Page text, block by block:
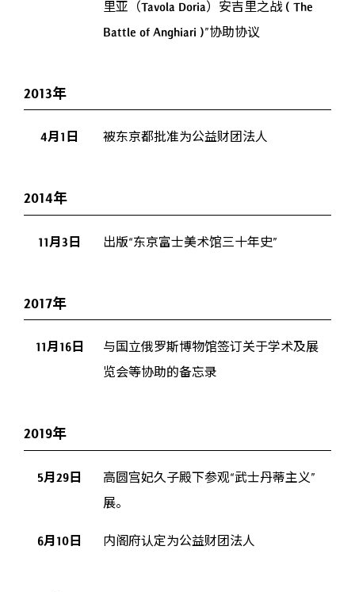
里亚（Tavola Doria）安吉里之战 ( The
Battle of Anghiari )”协助协议
2013年
4月1日 被东京都批准为公益财团法人
2014年
11月3日 出版“东京富士美术馆三十年史”
2017年
11月16日
与国立俄罗斯博物馆签订关于学术及展
览会等协助的备忘录
2019年
5月29日
高圆宫妃久子殿下参观“武士丹蒂主义”
展。
6月10日 内阁府认定为公益财团法人